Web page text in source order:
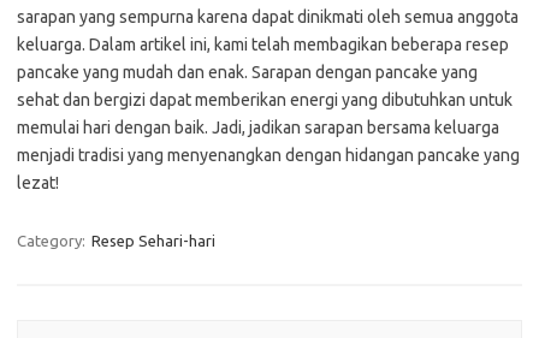
sarapan yang sempurna karena dapat dinikmati oleh semua anggota
keluarga. Dalam artikel ini, kami telah membagikan beberapa resep
pancake yang mudah dan enak. Sarapan dengan pancake yang
sehat dan bergizi dapat memberikan energi yang dibutuhkan untuk
memulai hari dengan baik. Jadi, jadikan sarapan bersama keluarga
menjadi tradisi yang menyenangkan dengan hidangan pancake yang
lezat!
Category: Resep Sehari-hari